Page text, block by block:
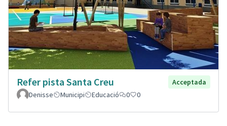
Refer pista Santa Creu
Acceptada
Denisse
Municipi Educació 0 0